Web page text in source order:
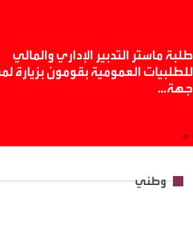
طلبة ماستر التدبير الإداري والمالي
للطلبيات العمومية بقومون بزيارة
جهة…
وطني